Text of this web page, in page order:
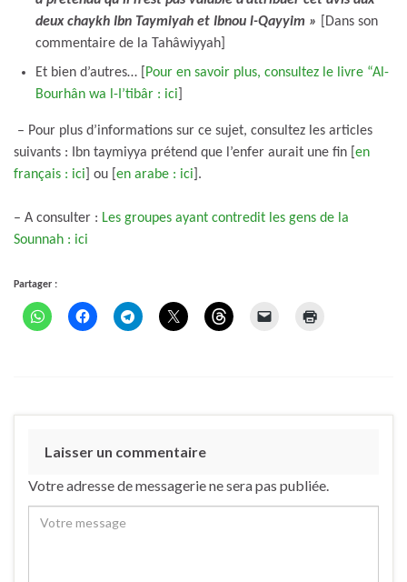
deux chaykh Ibn Taymiyah et Ibnou l-Qayyim »
[Dans son
commentaire de la Tahâwiyyah]
Et bien d’autres… [
Pour en savoir plus, consultez le livre “Al-
Bourhân wa l-I’tibâr : ici
– Pour plus d’informations sur ce sujet, consultez les articles
suivants : Ibn taymiyya prétend que l’enfer aurait une fin [ en
français : ici ] ou [ en arabe : ici ].
– A consulter : Les groupes ayant contredit les gens de la
Sounnah : ici
Partager :
Laisser un commentaire
Votre adresse de messagerie ne sera pas publiée.